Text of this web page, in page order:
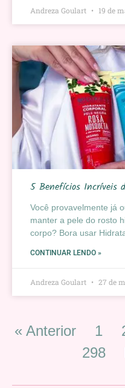
Andreza Goulart 19 de
5 Benefícios Incríveis
Você provavelmente já
manter a pele do rosto
corpo? Bora usar
CONTINUAR LENDO »
Andreza Goulart 27 de
« Anterior 1
298